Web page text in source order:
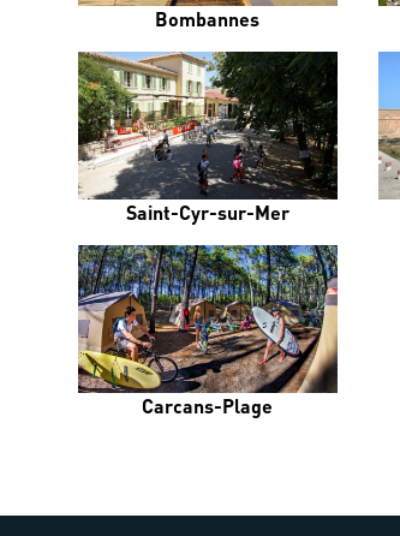
Bombannes
Saint-Cyr-sur-Mer
Carcans-Plage